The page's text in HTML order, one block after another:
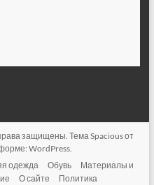
защищены. ТемаSpaciousот
WordPress.
одежда Обувь
Материалы и
О сайте
Политика